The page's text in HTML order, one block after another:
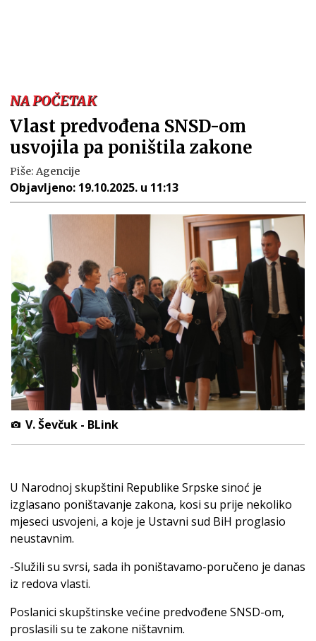
NA POČETAK
Vlast predvođena SNSD-om
usvojila pa poništila zakone
Piše: Agencije
Objavljeno: 19.10.2025. u 11:13
V. Ševčuk - BLink
U Narodnoj skupštini Republike Srpske sinoć je
izglasano poništavanje zakona, kosi su prije nekoliko
mjeseci usvojeni, a koje je Ustavni sud BiH proglasio
neustavnim.
-Služili su svrsi, sada ih poništavamo-poručeno je danas
iz redova vlasti.
Poslanici skupštinske većine predvođene SNSD-om,
proslasili su te zakone ništavnim.